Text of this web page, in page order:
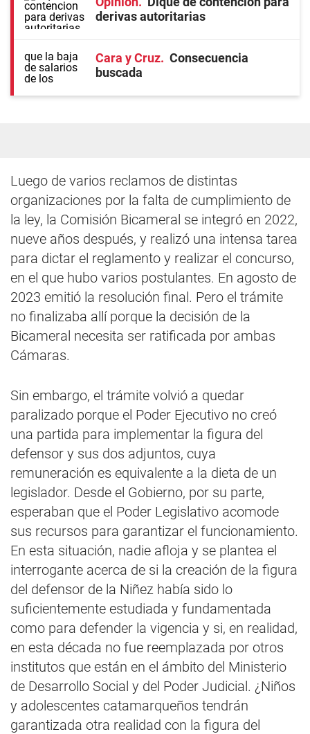
derivas autoritarias
Cara y Cruz
Consecuencia
buscada
Luego de varios reclamos de distintas
organizaciones por la falta de cumplimiento de
la ley, la Comisión Bicameral se integró en 2022,
nueve años después, y realizó una intensa tarea
para dictar el reglamento y realizar el concurso,
en el que hubo varios postulantes. En agosto de
2023 emitió la resolución final. Pero el trámite
no finalizaba allí porque la decisión de la
Bicameral necesita ser ratificada por ambas
Cámaras.
Sin embargo, el trámite volvió a quedar
paralizado porque el Poder Ejecutivo no creó
una partida para implementar la figura del
defensor y sus dos adjuntos, cuya
remuneración es equivalente a la dieta de un
legislador. Desde el Gobierno, por su parte,
esperaban que el Poder Legislativo acomode
sus recursos para garantizar el funcionamiento.
En esta situación, nadie afloja y se plantea el
interrogante acerca de si la creación de la figura
del defensor de la Niñez había sido lo
suficientemente estudiada y fundamentada
como para defender la vigencia y si, en realidad,
en esta década no fue reemplazada por otros
institutos que están en el ámbito del Ministerio
de Desarrollo Social y del Poder Judicial. ¿Niños
y adolescentes catamarqueños tendrán
garantizada otra realidad con la figura del